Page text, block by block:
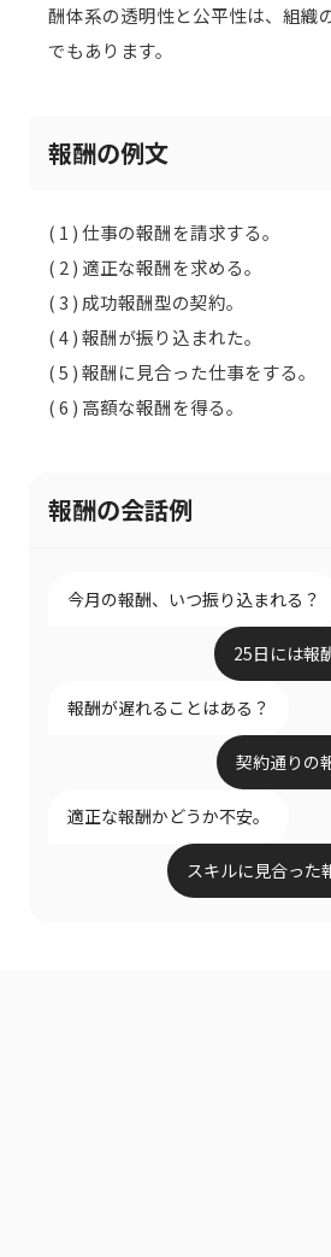
酬体系の透明性と公平性は、組織
でもあります。
報酬の例文
( 1 ) 仕事の報酬を請求する。
( 2 ) 適正な報酬を求める。
( 3 ) 成功報酬型の契約。
( 4 ) 報酬が振り込まれた。
( 5 ) 報酬に見合った仕事をする。
( 6 ) 高額な報酬を得る。
報酬の会話例
今月の報酬、いつ振り込まれる？
25日には報
報酬が遅れることはある？
契約通りの
適正な報酬かどうか不安。
スキルに見合った